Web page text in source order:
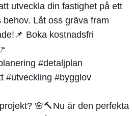
utveckla din fastighet på ett
Låt oss gräva fram
Boka kostnadsfri
#detaljplan
#utveckling #bygglov